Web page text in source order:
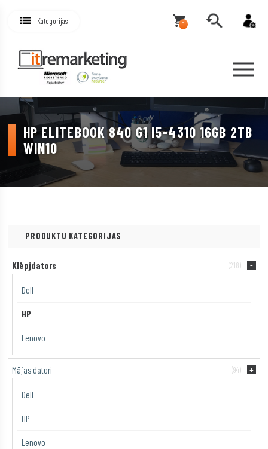
Kategorijas 0
HP ELITEBOOK 840 G1 I5-4310 16GB 2TB
WIN10
PRODUKTU KATEGORIJAS
Klēpjdators (218)
Dell
HP
Lenovo
Mājas datori (94)
Dell
HP
Lenovo